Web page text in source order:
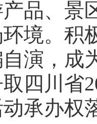
品、景
境。积
演，成
四川省
承办权